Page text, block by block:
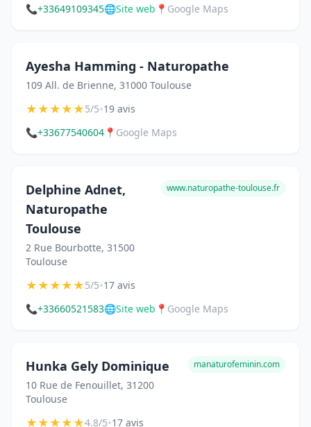
📞+33649109345🌐Site web 📍 Google Maps
Ayesha Hamming - Naturopathe
109 All. de Brienne, 31000 Toulouse
★★★★★5/5•19 avis
📞+33677540604 📍 Google Maps
Delphine Adnet,
Naturopathe
Toulouse
2 Rue Bourbotte, 31500
Toulouse
www.naturopathe-toulouse.fr
★★★★★5/5•17 avis
📞+33660521583🌐Site web 📍 Google Maps
Hunka Gely Dominique
10 Rue de Fenouillet, 31200
Toulouse
manaturofeminin.com
★★★★★4.8/5•17 avis